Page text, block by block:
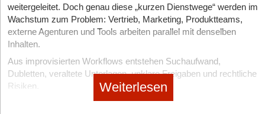
weitergeleitet. Doch genau diese „kurzen Dienstwege“ werden im
Wachstum zum Problem: Vertrieb, Marketing, Produktteams,
externe Agenturen und Tools arbeiten parallel mit denselben
Inhalten.
Aus improvisierten Workflows entstehen Suchaufwand,
Dubletten, veraltete Unterlagen, unklare Freigaben und rechtliche
Risiken.
Weiterlesen